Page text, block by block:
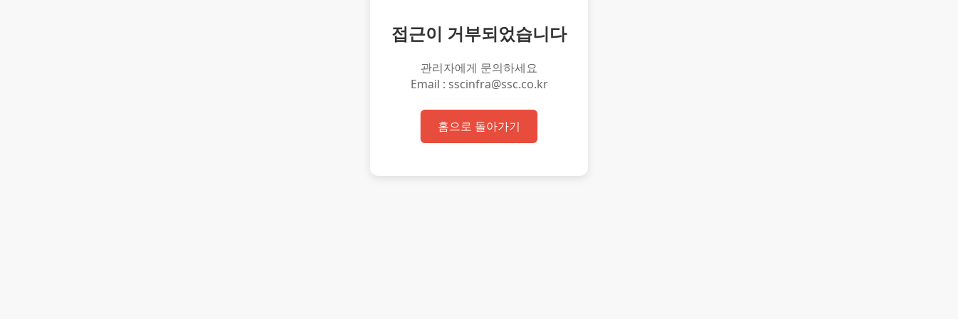
접근이 거부되었습니다
관리자에게 문의하세요
Email : sscinfra@ssc.co.kr
홈으로 돌아가기